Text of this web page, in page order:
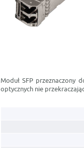
Moduł SFP przeznaczony
optycznych nie